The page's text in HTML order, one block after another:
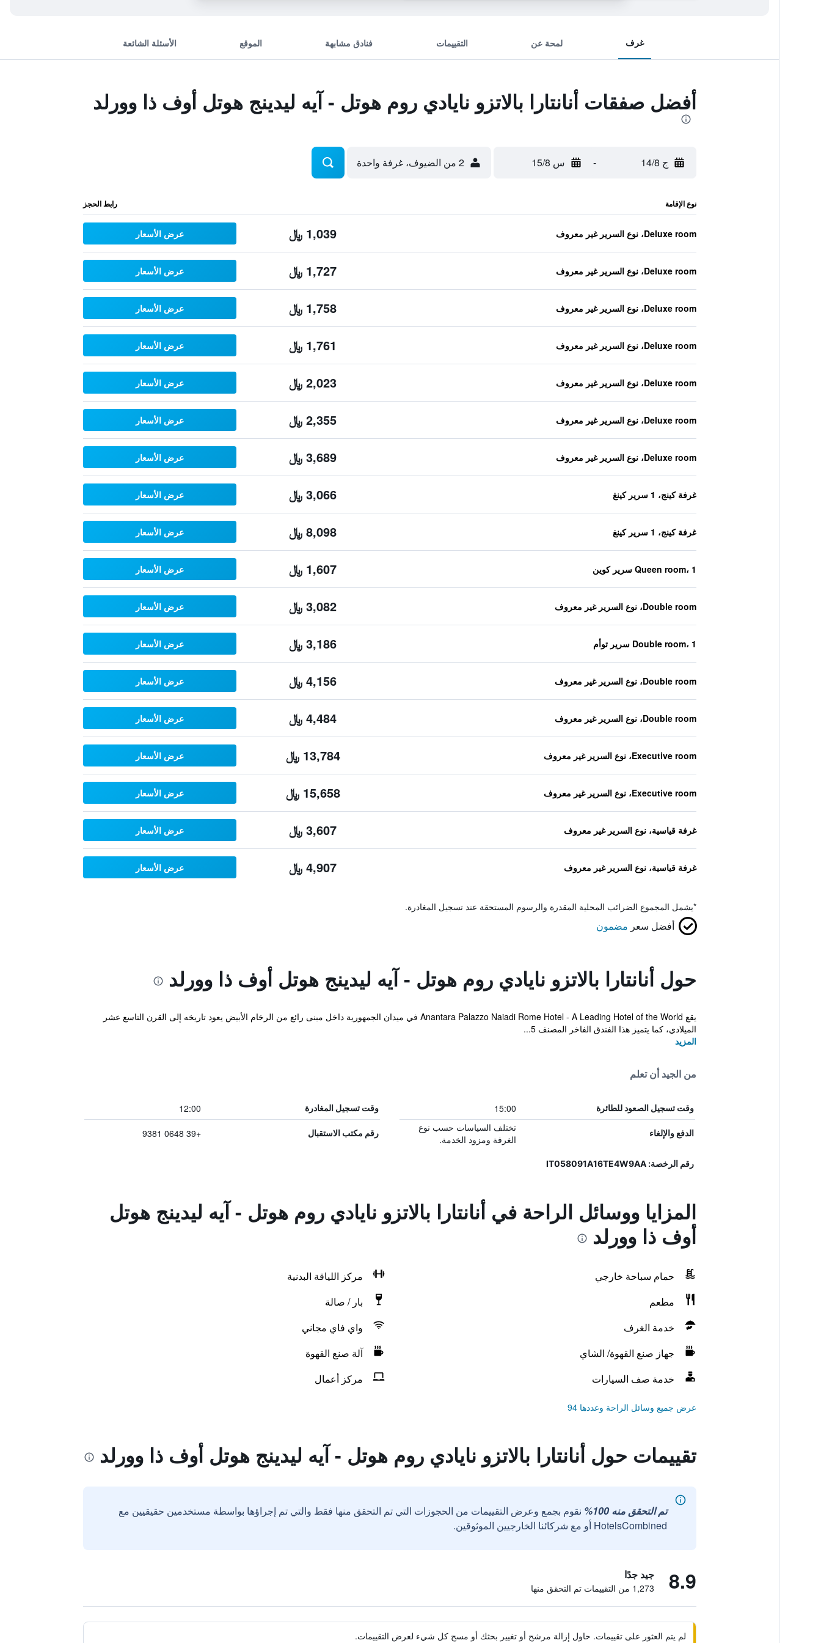
غرف لمحة عن التقييمات فنادق مشابهة الموقع الأسئلة الشائعة
أفضل صفقات أنانتارا بالاتزو نايادي روم هوتل - آيه ليدينج هوتل أوف ذا وورلد
ج 14/8 - س 15/8 2 من الضيوف، غرفة واحدة
نوع الإقامة رابط الحجز
Deluxe room، نوع السرير غير معروف 1,039 ﷼ عرض الأسعار
Deluxe room، نوع السرير غير معروف 1,727 ﷼ عرض الأسعار
Deluxe room، نوع السرير غير معروف 1,758 ﷼ عرض الأسعار
Deluxe room، نوع السرير غير معروف 1,761 ﷼ عرض الأسعار
Deluxe room، نوع السرير غير معروف 2,023 ﷼ عرض الأسعار
Deluxe room، نوع السرير غير معروف 2,355 ﷼ عرض الأسعار
Deluxe room، نوع السرير غير معروف 3,689 ﷼ عرض الأسعار
غرفة كينج، 1 سرير كينغ 3,066 ﷼ عرض الأسعار
غرفة كينج، 1 سرير كينغ 8,098 ﷼ عرض الأسعار
Queen room، 1 سرير كوين 1,607 ﷼ عرض الأسعار
Double room، نوع السرير غير معروف 3,082 ﷼ عرض الأسعار
Double room، 1 سرير توأم 3,186 ﷼ عرض الأسعار
Double room، نوع السرير غير معروف 4,156 ﷼ عرض الأسعار
Double room، نوع السرير غير معروف 4,484 ﷼ عرض الأسعار
Executive room، نوع السرير غير معروف 13,784 ﷼ عرض الأسعار
Executive room، نوع السرير غير معروف 15,658 ﷼ عرض الأسعار
غرفة قياسية، نوع السرير غير معروف 3,607 ﷼ عرض الأسعار
غرفة قياسية، نوع السرير غير معروف 4,907 ﷼ عرض الأسعار
*يشمل المجموع الضرائب المحلية المقدرة والرسوم المستحقة عند تسجيل المغادرة.
أفضل سعر مضمون
حول أنانتارا بالاتزو نايادي روم هوتل - آيه ليدينج هوتل أوف ذا وورلد
يقع Anantara Palazzo Naiadi Rome Hotel - A Leading Hotel of the World في ميدان الجمهورية داخل مبنى رائع من الرخام الأبيض يعود تاريخه إلى القرن التاسع عشر
الميلادي، كما يتميز هذا الفندق الفاخر المصنف 5...
المزيد
من الجيد أن تعلم
وقت تسجيل الصعود للطائرة 15:00 وقت تسجيل المغادرة 12:00
الدفع والإلغاء
تختلف السياسات حسب نوع
الغرفة ومزود الخدمة.
رقم مكتب الاستقبال +39 0648 9381
رقم الرخصة: IT058091A16TE4W9AA
المزايا ووسائل الراحة في أنانتارا بالاتزو نايادي روم هوتل - آيه ليدينج هوتل
أوف ذا وورلد
حمام سباحة خارجي
مركز اللياقة البدنية
مطعم
بار / صالة
خدمة الغرف
واي فاي مجاني
جهاز صنع القهوة/ الشاي
آلة صنع القهوة
خدمة صف السيارات
مركز أعمال
عرض جميع وسائل الراحة وعددها 94
تقييمات حول أنانتارا بالاتزو نايادي روم هوتل - آيه ليدينج هوتل أوف ذا وورلد
تم التحقق منه 100%
نقوم بجمع وعرض التقييمات من الحجوزات التي تم التحقق منها فقط والتي تم إجراؤها بواسطة مستخدمين حقيقيين مع
HotelsCombined أو مع شركائنا الخارجيين الموثوقين.
8.9 جيد جدًا
1,273 من التقييمات تم التحقق منها
لم يتم العثور على تقييمات. حاول إزالة مرشح أو تغيير بحثك أو مسح كل شيء لعرض التقييمات.